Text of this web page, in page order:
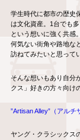
学生時代に都市の歴史
は文化資産。1台でも多
という想いに強く共感。
何気ない街角や路地な
訪ねてみたいと思って
そんな想いもあり自分
クス」好きの方々向け
”Artisan Alley”（アルチ
ヤング・クラシックス